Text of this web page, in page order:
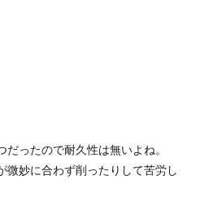
ったので耐久性は無いよね。
微妙に合わず削ったりして苦労し